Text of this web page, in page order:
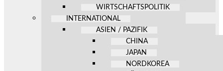
WIRTSCHAFTSPOLITIK
INTERNATIONAL
ASIEN / PAZIFIK
CHINA
JAPAN
NORDKOREA